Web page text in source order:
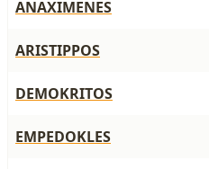
ANAXIMENES
ARISTIPPOS
DEMOKRITOS
EMPEDOKLES